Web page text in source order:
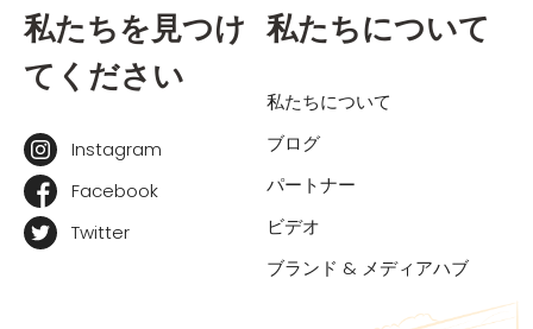
私たちを見つけ
てください
Instagram
Facebook
Twitter
私たちについて
私たちについて
ブログ
パートナー
ビデオ
ブランド & メディアハブ